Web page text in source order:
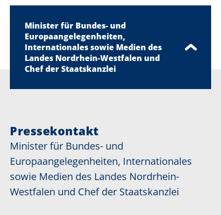
Minister für Bundes- und
Europaangelegenheiten,
Internationales sowie Medien des
Landes Nordrhein-Westfalen und
Chef der Staatskanzlei
Pressekontakt
Minister für Bundes- und
Europaangelegenheiten, Internationales
sowie Medien des Landes Nordrhein-
Westfalen und Chef der Staatskanzlei